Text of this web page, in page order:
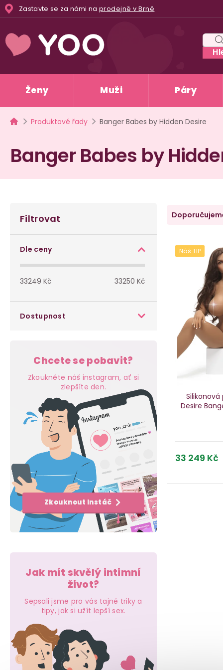
Přejít
na
Zastavte se za námi na prodejně v Brně
Ženy Muži Páry
Domů
Produktové řady Banger Babes by Hidden Desire
Banger Babes by
o
l
Filtrovat
Dle ceny
33249 Kč 33250 Kč
Dostupnost
Chcete se pobavit?
Zkoukněte náš instagram, ať si
zlepšíte den.
Zkouknout Instáč
Jak mít skvělý intimní
život?
Sepsali jsme pro vás tajné triky a
tipy, jak si užít lepší sex.
Ř
V Náš TIP
Desire
33 249 Kč